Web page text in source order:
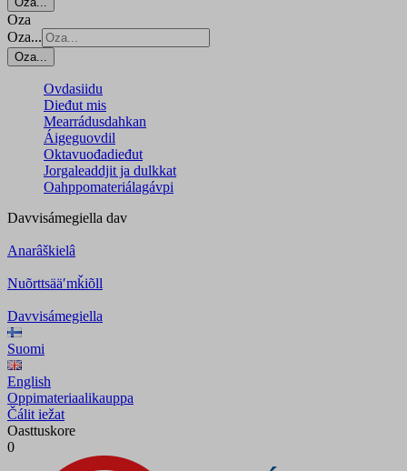
Oza
Oza...
Oza...
Ovdasiidu
Dieđut mis
Mearrádusdahkan
Áigeguovdil
Oktavuođadieđut
Jorgaleaddjit ja dulkkat
Oahppomateriálagávpi
Davvisámegiella dav
Anarâškielâ
Nuõrttsääʹmǩiõll
Davvisámegiella
Suomi
English
Oppimateriaalikauppa
Čálit iežat
Oasttuskore
0